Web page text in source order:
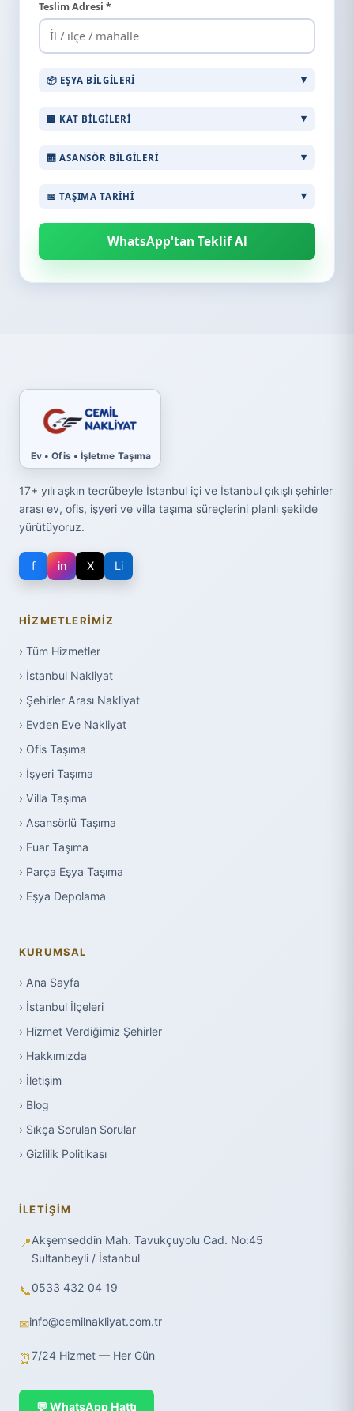
Teslim Adresi *
📦 EŞYA BILGILERI
🏢 KAT BILGILERI
🛗 ASANSÖR BILGILERI
📅 TAŞIMA TARIHI
WhatsApp'tan Teklif Al
Ev • Ofis • İşletme Taşıma
17+ yılı aşkın tecrübeyle İstanbul içi ve İstanbul çıkışlı şehirler
arası ev, ofis, işyeri ve villa taşıma süreçlerini planlı şekilde
yürütüyoruz.
f in X Li
HIZMETLERIMIZ
› Tüm Hizmetler
› İstanbul Nakliyat
› Şehirler Arası Nakliyat
› Evden Eve Nakliyat
› Ofis Taşıma
› İşyeri Taşıma
› Villa Taşıma
› Asansörlü Taşıma
› Fuar Taşıma
› Parça Eşya Taşıma
› Eşya Depolama
KURUMSAL
› Ana Sayfa
› İstanbul İlçeleri
› Hizmet Verdiğimiz Şehirler
› Hakkımızda
› İletişim
› Blog
› Sıkça Sorulan Sorular
› Gizlilik Politikası
İLETIŞIM
📍Akşemseddin Mah. Tavukçuyolu Cad. No:45
Sultanbeyli / İstanbul
📞0533 432 04 19
✉info@cemilnakliyat.com.tr
⏰7/24 Hizmet — Her Gün
💬 WhatsApp Hattı